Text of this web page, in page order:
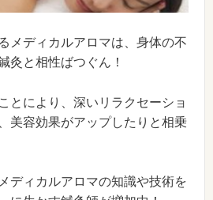
メディカルアロマは、身体の不
灸と相性ばつぐん！
とにより、深いリラクセーショ
美容効果がアップしたりと相乗
ディカルアロマの知識や技術を